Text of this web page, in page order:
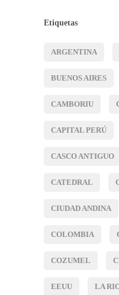
Etiquetas
ARGENTINA
BUENOS AIRES
CAMBORIU
CAPITAL PERÚ
CASCO ANTIGUO
CATEDRAL
CIUDAD ANDINA
COLOMBIA
COZUMEL
EEUU LA